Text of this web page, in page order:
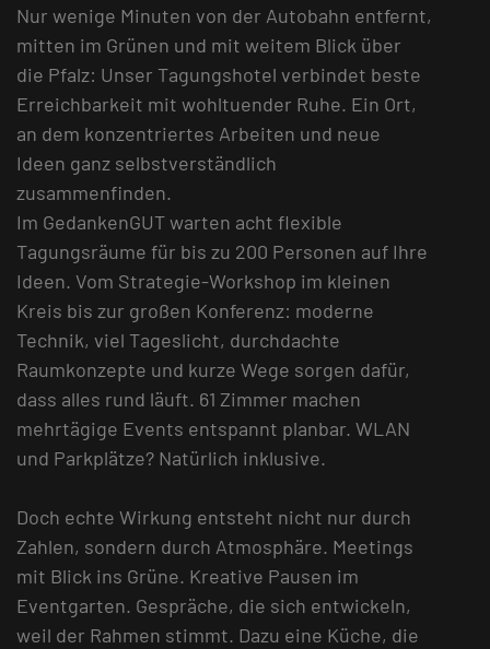
Nur wenige Minuten von der Autobahn entfernt,
mitten im Grünen und mit weitem Blick über
die Pfalz: Unser Tagungshotel verbindet beste
Erreichbarkeit mit wohltuender Ruhe. Ein Ort,
an dem konzentriertes Arbeiten und neue
Ideen ganz selbstverständlich
zusammenfinden.
Im GedankenGUT warten acht flexible
Tagungsräume für bis zu 200 Personen auf Ihre
Ideen. Vom Strategie-Workshop im kleinen
Kreis bis zur großen Konferenz: moderne
Technik, viel Tageslicht, durchdachte
Raumkonzepte und kurze Wege sorgen dafür,
dass alles rund läuft. 61 Zimmer machen
mehrtägige Events entspannt planbar. WLAN
und Parkplätze? Natürlich inklusive.
Doch echte Wirkung entsteht nicht nur durch
Zahlen, sondern durch Atmosphäre. Meetings
mit Blick ins Grüne. Kreative Pausen im
Eventgarten. Gespräche, die sich entwickeln,
weil der Rahmen stimmt. Dazu eine Küche, die